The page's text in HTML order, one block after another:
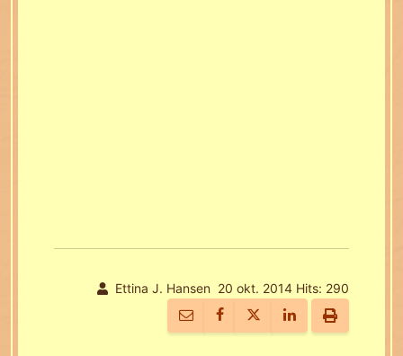
Ettina J. Hansen 20 okt. 2014 Hits: 290